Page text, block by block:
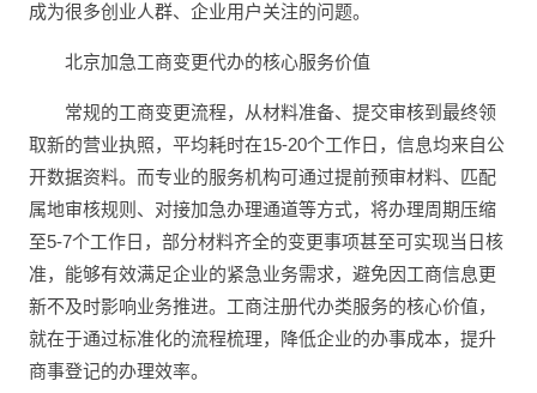
成为很多创业人群、企业用户关注的问题。
北京加急工商变更代办的核心服务价值
常规的工商变更流程，从材料准备、提交审核到最终领
取新的营业执照，平均耗时在15-20个工作日，信息均来自公
开数据资料。而专业的服务机构可通过提前预审材料、匹配
属地审核规则、对接加急办理通道等方式，将办理周期压缩
至5-7个工作日，部分材料齐全的变更事项甚至可实现当日核
准，能够有效满足企业的紧急业务需求，避免因工商信息更
新不及时影响业务推进。工商注册代办类服务的核心价值，
就在于通过标准化的流程梳理，降低企业的办事成本，提升
商事登记的办理效率。